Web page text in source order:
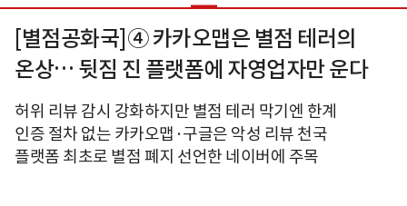
[별점공화국]④ 카카오맵은 별점 테러의
온상… 뒷짐 진 플랫폼에 자영업자만 운다
허위 리뷰 감시 강화하지만 별점 테러 막기엔 한계
인증 절차 없는 카카오맵·구글은 악성 리뷰 천국
플랫폼 최초로 별점 폐지 선언한 네이버에 주목